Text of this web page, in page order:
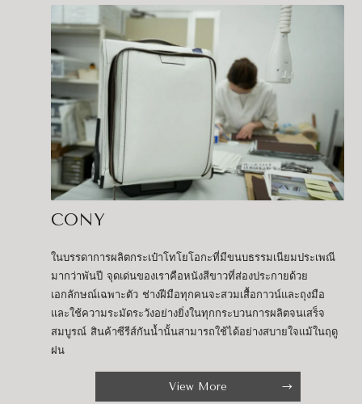
CONY
ในบรรดาการผลิตกระเป๋าโทโยโอกะที่มีขนบธรรมเนียมประเพณี
มากว่าพันปี จุดเด่นของเราคือหนังสีขาวที่ส่องประกายด้วย
เอกลักษณ์เฉพาะตัว ช่างฝีมือทุกคนจะสวมเสื้อกาวน์และถุงมือ
และใช้ความระมัดระวังอย่างยิ่งในทุกกระบวนการผลิตจนเสร็จ
สมบูรณ์ สินค้าซีรีส์กันน้ำนั้นสามารถใช้ได้อย่างสบายใจแม้ในฤดู
ฝน
View More